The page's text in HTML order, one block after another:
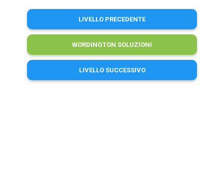
LIVELLO PRECEDENTE
WORDINGTON SOLUZIONI
LIVELLO SUCCESSIVO